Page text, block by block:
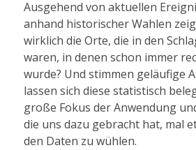
Ausgehend von aktuellen
anhand historischer Wahlen
wirklich die Orte, die in den
waren, in denen schon immer
wurde? Und stimmen geläufige
lassen sich diese statistisch
große Fokus der Anwendung
die uns dazu gebracht hat, mal
den Daten zu wühlen.